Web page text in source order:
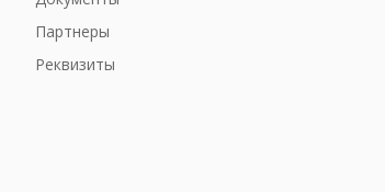
Партнеры
Реквизиты